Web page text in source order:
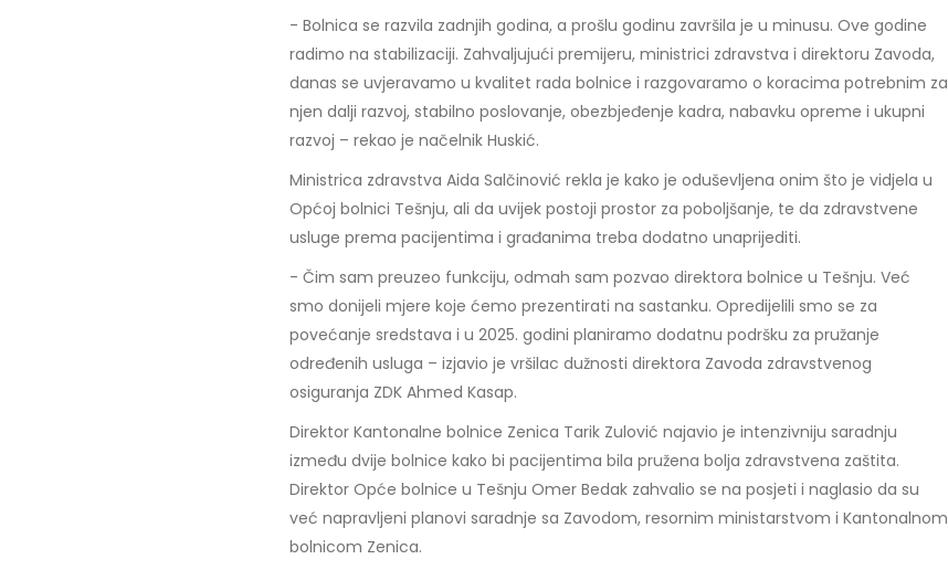
- Bolnica se razvila zadnjih godina, a prošlu godinu završila je u minusu. Ove godine
radimo na stabilizaciji. Zahvaljujući premijeru, ministrici zdravstva i direktoru Zavoda,
danas se uvjeravamo u kvalitet rada bolnice i razgovaramo o koracima potrebnim za
njen dalji razvoj, stabilno poslovanje, obezbjeđenje kadra, nabavku opreme i ukupni
razvoj – rekao je načelnik Huskić.
Ministrica zdravstva Aida Salčinović rekla je kako je oduševljena onim što je vidjela u
Općoj bolnici Tešnju, ali da uvijek postoji prostor za poboljšanje, te da zdravstvene
usluge prema pacijentima i građanima treba dodatno unaprijediti.
- Čim sam preuzeo funkciju, odmah sam pozvao direktora bolnice u Tešnju. Već
smo donijeli mjere koje ćemo prezentirati na sastanku. Opredijelili smo se za
povećanje sredstava i u 2025. godini planiramo dodatnu podršku za pružanje
određenih usluga – izjavio je vršilac dužnosti direktora Zavoda zdravstvenog
osiguranja ZDK Ahmed Kasap.
Direktor Kantonalne bolnice Zenica Tarik Zulović najavio je intenzivniju saradnju
između dvije bolnice kako bi pacijentima bila pružena bolja zdravstvena zaštita.
Direktor Opće bolnice u Tešnju Omer Bedak zahvalio se na posjeti i naglasio da su
već napravljeni planovi saradnje sa Zavodom, resornim ministarstvom i Kantonalnom
bolnicom Zenica.